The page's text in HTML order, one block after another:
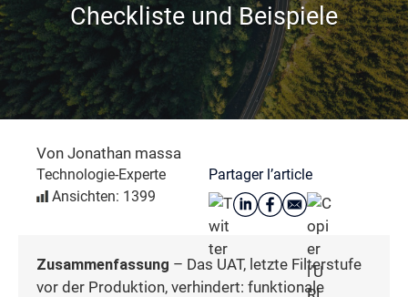
Checkliste und Beispiele
Von Jonathan massa
Technologie-Experte
Ansichten: 1399
Partager l’article
Zusammenfassung – Das UAT, letzte Filterstufe
vor der Produktion, verhindert: funktionale